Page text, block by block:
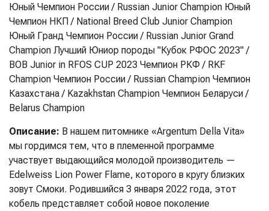
Юный Чемпион России / Russian Junior Champion Юный
Чемпион НКП / National Breed Club Junior Champion
Юный Гранд Чемпион России / Russian Junior Grand
Champion Лучший Юниор породы "Кубок РФОС 2023" /
BOB Junior in RFOS CUP 2023 Чемпион РКФ / RKF
Champion Чемпион России / Russian Champion Чемпион
Казахстана / Kazakhstan Champion Чемпион Беларуси /
Belarus Champion
Описание: В нашем питомнике «Argentum Della Vita»
мы гордимся тем, что в племенной программе
участвует выдающийся молодой производитель —
Edelweiss Lion Power Flame, которого в кругу близких
зовут Смоки. Родившийся 3 января 2022 года, этот
кобель представляет собой новое поколение